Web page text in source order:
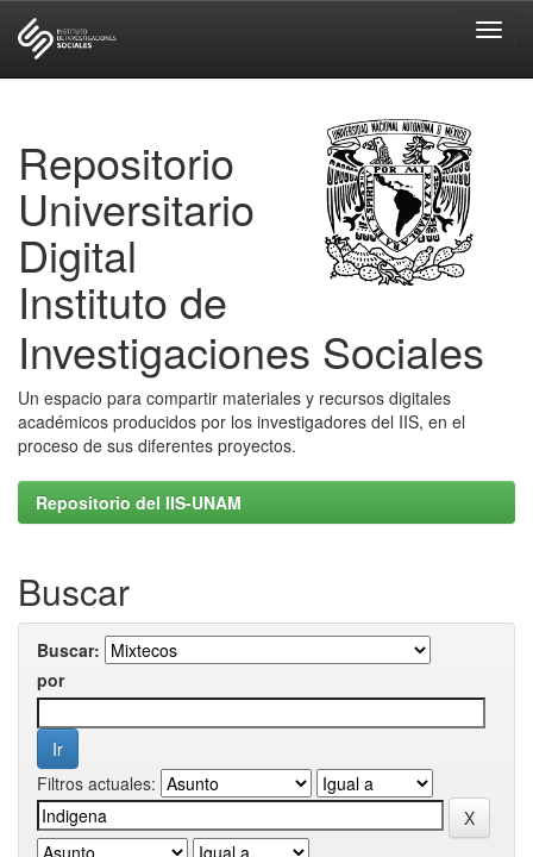
Repositorio
Universitario
Digital
Instituto de
Investigaciones Sociales
Un espacio para compartir materiales y recursos digitales
académicos producidos por los investigadores del IIS, en el
proceso de sus diferentes proyectos.
Repositorio del IIS-UNAM
Buscar
Buscar:
por
Filtros actuales: